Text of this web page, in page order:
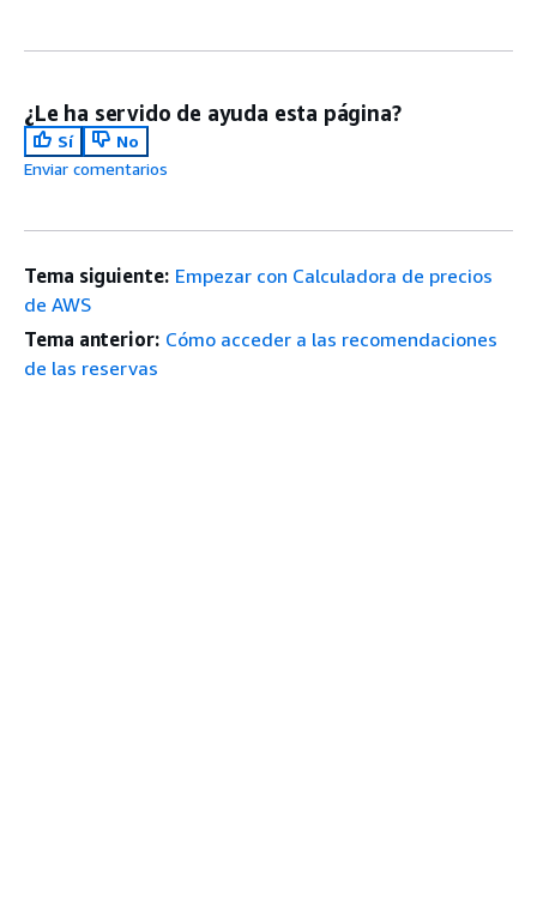
¿Le ha servido de ayuda esta página?
Sí
No
Enviar comentarios
Tema siguiente: Empezar con Calculadora de precios
de AWS
Tema anterior: Cómo acceder a las recomendaciones
de las reservas